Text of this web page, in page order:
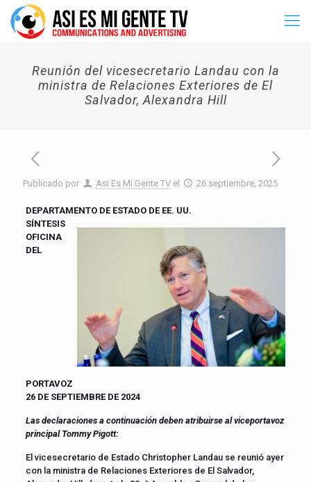
Reunión del vicesecretario Landau con la
ministra de Relaciones Exteriores de El
Salvador, Alexandra Hill
Publicado por Asi Es Mi Gente TV el 26 septiembre, 2025
DEPARTAMENTO DE ESTADO DE EE. UU.
SÍNTESIS
OFICINA
DEL
PORTAVOZ
26 DE SEPTIEMBRE DE 2024
Las declaraciones a continuación deben atribuirse al viceportavoz
principal Tommy Pigott:
El vicesecretario de Estado Christopher Landau se reunió ayer
con la ministra de Relaciones Exteriores de El Salvador,